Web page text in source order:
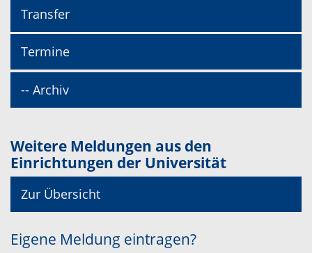
Transfer
Termine
-- Archiv
Weitere Meldungen aus den
Einrichtungen der Universität
Zur Übersicht
Eigene Meldung eintragen?